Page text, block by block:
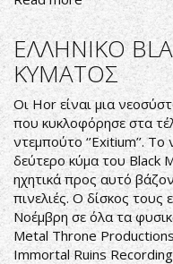
ΗΧΗΤΙΚΟΣ
ΠΛΟΥΤΟΣ
ΕΛΛΗΝΙΚΟ
ΚΥΜΑΤΟΣ
Οι Hor είναι μια
που κυκλοφόρησε στα
ντεμπούτο ‘’Exitium’’.
δεύτερο κύμα του Black
ηχητικά προς αυτό
πινελιές. Ο δίσκος τους
Νοέμβρη σε όλα τα
Metal Throne
Immortal Ruins